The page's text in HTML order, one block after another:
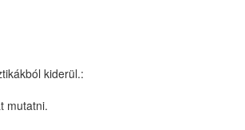
kiderül.:
mutatni.